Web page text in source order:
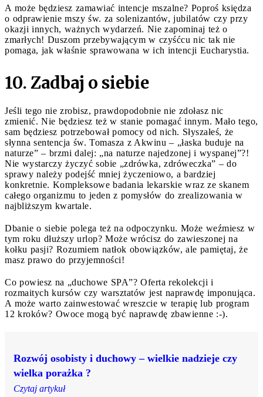
A może będziesz zamawiać intencje mszalne? Poproś księdza
o odprawienie mszy św. za solenizantów, jubilatów czy przy
okazji innych, ważnych wydarzeń. Nie zapominaj też o
zmarłych! Duszom przebywającym w czyśćcu nic tak nie
pomaga, jak właśnie sprawowana w ich intencji Eucharystia.
10. Zadbaj o siebie
Jeśli tego nie zrobisz, prawdopodobnie nie zdołasz nic
zmienić. Nie będziesz też w stanie pomagać innym. Mało tego,
sam będziesz potrzebował pomocy od nich. Słyszałeś, że
słynna sentencja św. Tomasza z Akwinu – „łaska buduje na
naturze” – brzmi dalej: „na naturze najedzonej i wyspanej”?!
Nie wystarczy życzyć sobie „zdrówka, zdróweczka” – do
sprawy należy podejść mniej życzeniowo, a bardziej
konkretnie. Kompleksowe badania lekarskie wraz ze skanem
całego organizmu to jeden z pomysłów do zrealizowania w
najbliższym kwartale.
Dbanie o siebie polega też na odpoczynku. Może weźmiesz w
tym roku dłuższy urlop? Może wrócisz do zawieszonej na
kołku pasji? Rozumiem natłok obowiązków, ale pamiętaj, że
masz prawo do przyjemności!
Co powiesz na „duchowe SPA”? Oferta rekolekcji i
rozmaitych kursów czy warsztatów jest naprawdę imponująca.
A może warto zainwestować wreszcie w terapię lub program
12 kroków? Owoce mogą być naprawdę zbawienne :-).
Rozwój osobisty i duchowy – wielkie nadzieje czy
wielka porażka ?
Czytaj artykuł